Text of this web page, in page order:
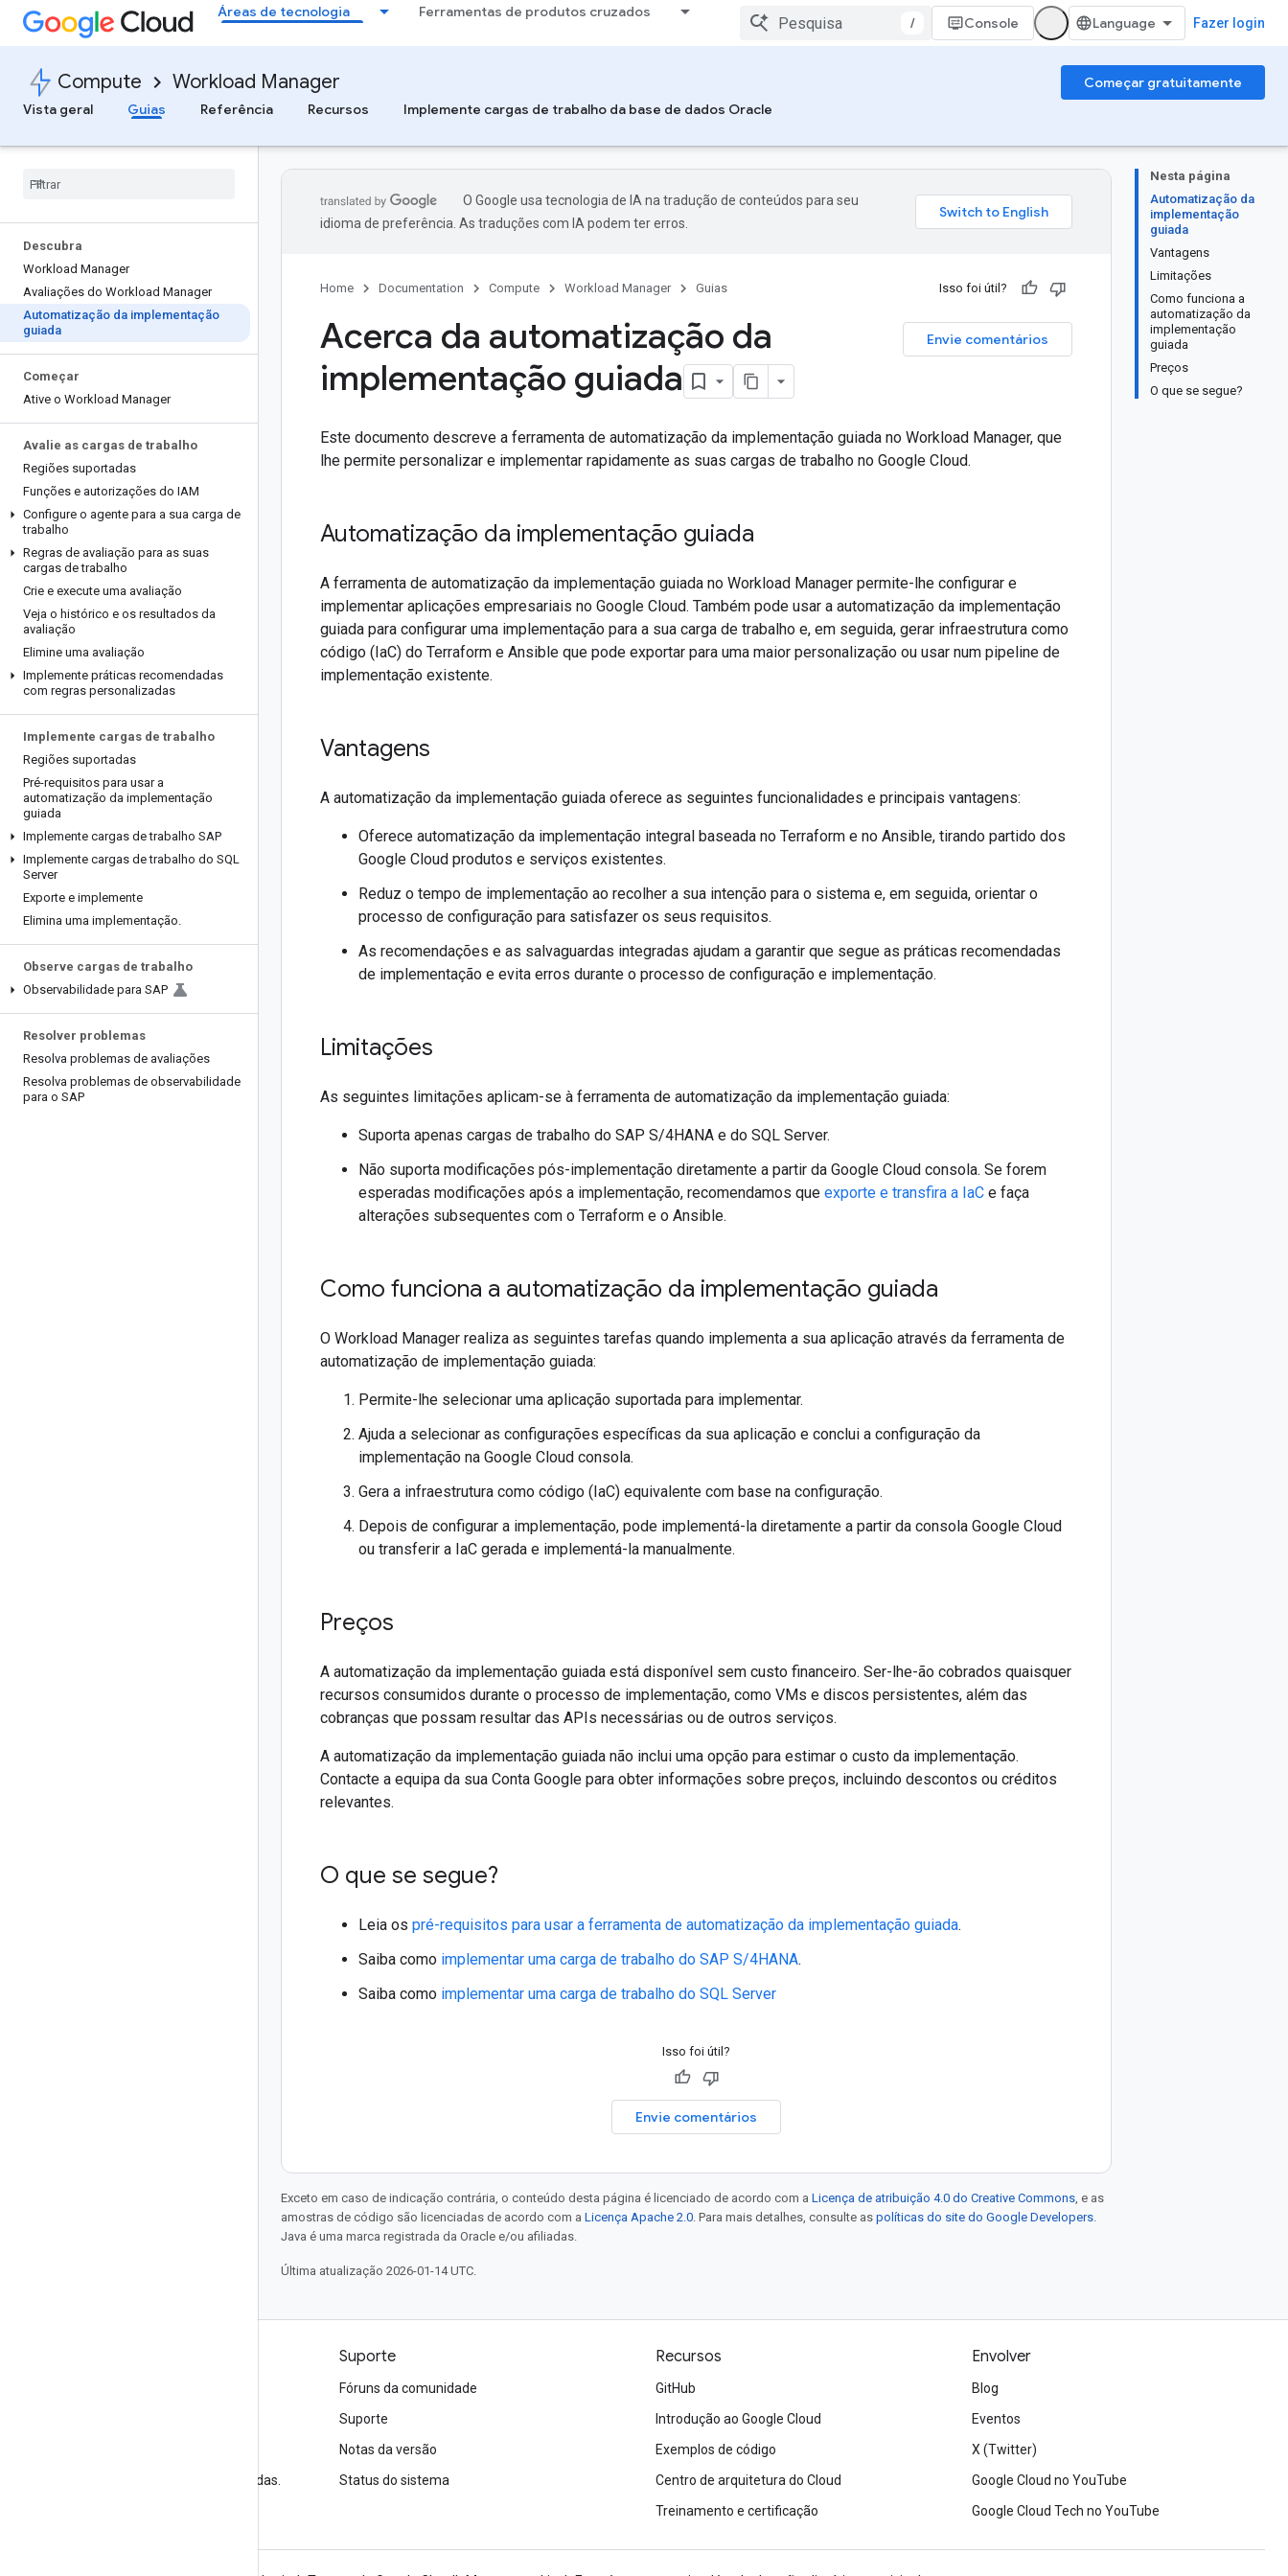
Áreas de tecnologia Ferramentas de produtos cruzados
/ Console Fazer login
Compute Workload Manager
Começar gratuitamente
Vista geral
Guias Referência Recursos Implemente cargas de trabalho da base de dados Oracle
Descubra
Workload Manager
Avaliações do Workload Manager
Automatização da implementação
guiada
Começar
Ative o Workload Manager
Avalie as cargas de trabalho
Regiões suportadas
Funções e autorizações do IAM
Configure o agente para a sua carga de
trabalho
Regras de avaliação para as suas
cargas de trabalho
Crie e execute uma avaliação
Veja o histórico e os resultados da
avaliação
Elimine uma avaliação
Implemente práticas recomendadas
com regras personalizadas
Implemente cargas de trabalho
Regiões suportadas
Pré-requisitos para usar a
automatização da implementação
guiada
Implemente cargas de trabalho SAP
Implemente cargas de trabalho do SQL
Server
Exporte e implemente
Elimina uma implementação.
Observe cargas de trabalho
Observabilidade para SAP
Resolver problemas
Resolva problemas de avaliações
Resolva problemas de observabilidade
para o SAP
Nesta página
Automatização da
implementação
guiada
Vantagens
Limitações
Como funciona a
automatização da
implementação
guiada
Preços
O que se segue?
O Google usa tecnologia de IA na tradução de conteúdos para seu
idioma de preferência. As traduções com IA podem ter erros.
Home Documentation Compute Workload Manager Guias Isso foi útil?
Envie comentários
Acerca da automatização da
implementação guiada
Este documento descreve a ferramenta de automatização da implementação guiada no Workload Manager, que
lhe permite personalizar e implementar rapidamente as suas cargas de trabalho no Google Cloud.
Automatização da implementação guiada
A ferramenta de automatização da implementação guiada no Workload Manager permite-lhe configurar e
implementar aplicações empresariais no Google Cloud. Também pode usar a automatização da implementação
guiada para configurar uma implementação para a sua carga de trabalho e, em seguida, gerar infraestrutura como
código (IaC) do Terraform e Ansible que pode exportar para uma maior personalização ou usar num pipeline de
implementação existente.
Vantagens
A automatização da implementação guiada oferece as seguintes funcionalidades e principais vantagens:
Oferece automatização da implementação integral baseada no Terraform e no Ansible, tirando partido dos
Google Cloud produtos e serviços existentes.
Reduz o tempo de implementação ao recolher a sua intenção para o sistema e, em seguida, orientar o
processo de configuração para satisfazer os seus requisitos.
As recomendações e as salvaguardas integradas ajudam a garantir que segue as práticas recomendadas
de implementação e evita erros durante o processo de configuração e implementação.
Limitações
As seguintes limitações aplicam-se à ferramenta de automatização da implementação guiada:
Suporta apenas cargas de trabalho do SAP S/4HANA e do SQL Server.
Não suporta modificações pós-implementação diretamente a partir da Google Cloud consola. Se forem
esperadas modificações após a implementação, recomendamos que exporte e transfira a IaC e faça
alterações subsequentes com o Terraform e o Ansible.
Como funciona a automatização da implementação guiada
O Workload Manager realiza as seguintes tarefas quando implementa a sua aplicação através da ferramenta de
automatização de implementação guiada:
Permite-lhe selecionar uma aplicação suportada para implementar.
Ajuda a selecionar as configurações específicas da sua aplicação e conclui a configuração da
implementação na Google Cloud consola.
Gera a infraestrutura como código (IaC) equivalente com base na configuração.
Depois de configurar a implementação, pode implementá-la diretamente a partir da consola Google Cloud
ou transferir a IaC gerada e implementá-la manualmente.
Preços
A automatização da implementação guiada está disponível sem custo financeiro. Ser-lhe-ão cobrados quaisquer
recursos consumidos durante o processo de implementação, como VMs e discos persistentes, além das
cobranças que possam resultar das APIs necessárias ou de outros serviços.
A automatização da implementação guiada não inclui uma opção para estimar o custo da implementação.
Contacte a equipa da sua Conta Google para obter informações sobre preços, incluindo descontos ou créditos
relevantes.
O que se segue?
Leia os pré-requisitos para usar a ferramenta de automatização da implementação guiada.
Saiba como implementar uma carga de trabalho do SAP S/4HANA.
Saiba como implementar uma carga de trabalho do SQL Server
Isso foi útil?
Envie comentários
Exceto em caso de indicação contrária, o conteúdo desta página é licenciado de acordo com a Licença de atribuição 4.0 do Creative Commons, e as
amostras de código são licenciadas de acordo com a Licença Apache 2.0. Para mais detalhes, consulte as políticas do site do Google Developers.
Java é uma marca registrada da Oracle e/ou afiliadas.
Última atualização 2026-01-14 UTC.
Entre em contato com a equipe de vendas.
Suporte
Fóruns da comunidade
Suporte
Notas da versão
Status do sistema
Recursos
GitHub
Introdução ao Google Cloud
Exemplos de código
Centro de arquitetura do Cloud
Treinamento e certificação
Envolver
Blog
Eventos
X (Twitter)
Google Cloud no YouTube
Google Cloud Tech no YouTube